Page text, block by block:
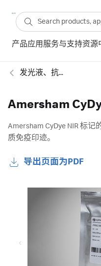
产品应用 服务与支持资源
发光液、抗体、Marker及其他试剂
Amersham
Amersham CyDye NIR 标
质免疫印迹。
导出页面为PDF